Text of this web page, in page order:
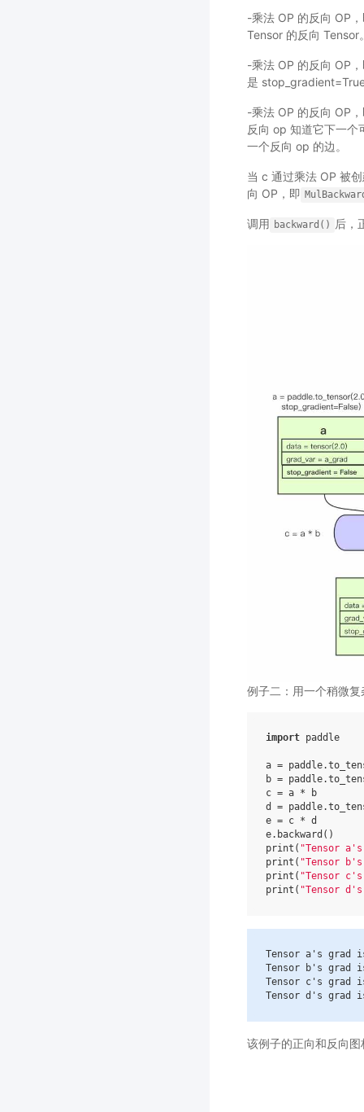
-乘法 OP 的反向 OP
Tensor 的反向 Tensor
-乘法 OP 的反向 OP
是
-乘法 OP 的反向 OP
反向 op 知道它下一个
一个反向 op 的边。
当 c 通过乘法 OP 被
向 OP，即
调用 backward() 后，
例子二：用一个稍微
import paddle
a = paddle.
b = paddle.
c = a *
b
d
= paddle.
e = c * d
e. backward ()
print ( "Tensor
print ( "Tensor
print ( "Tensor
print ( "Tensor
Tensor a 's grad
Tensor
b 's grad
Tensor c 's grad
Tensor d 's grad
该例子的正向和反向